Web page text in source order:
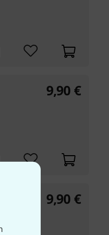
9,90 €
9,90 €